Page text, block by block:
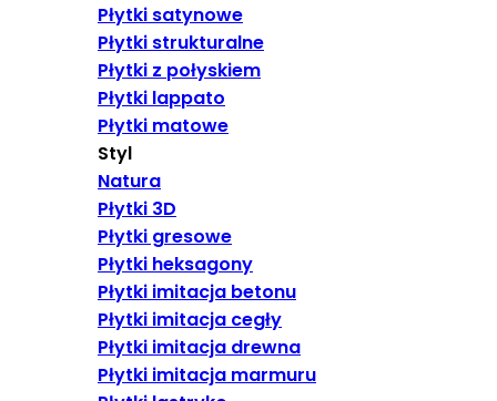
Płytki satynowe
Płytki strukturalne
Płytki z połyskiem
Płytki lappato
Płytki matowe
Styl
Natura
Płytki 3D
Płytki gresowe
Płytki heksagony
Płytki imitacja betonu
Płytki imitacja cegły
Płytki imitacja drewna
Płytki imitacja marmuru